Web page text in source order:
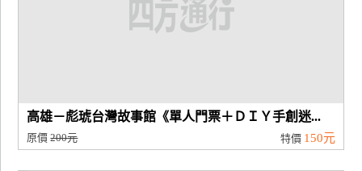
高雄－彪琥台灣故事館《單人門票＋ＤＩＹ手創迷...
原價200元 特價 150元